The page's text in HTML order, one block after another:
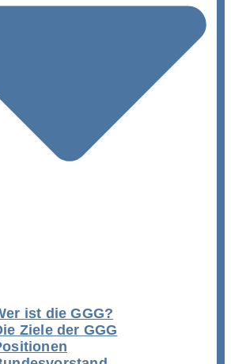
ist die GGG?
Ziele der GGG